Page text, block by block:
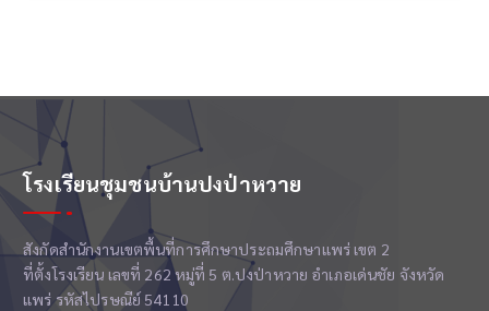
โรงเรียนชุมชนบ้านปงป่าหวาย
สังกัดสำนักงานเขตพื้นที่การศึกษาประถมศึกษาแพร่ เขต 2
ที่ตั้งโรงเรียน เลขที่ 262 หมู่ที่ 5 ต.ปงป่าหวาย อำเภอเด่นชัย จังหวัด
แพร่ รหัสไปรษณีย์ 54110